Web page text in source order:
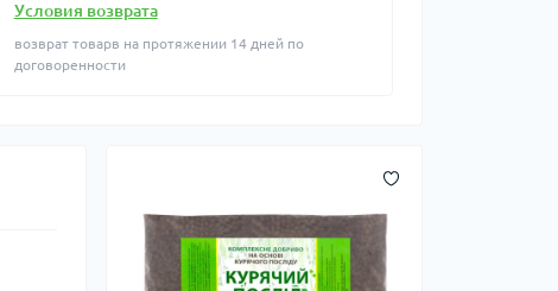
Условия возврата
возврат товарв на протяжении 14 дней по
договоренности